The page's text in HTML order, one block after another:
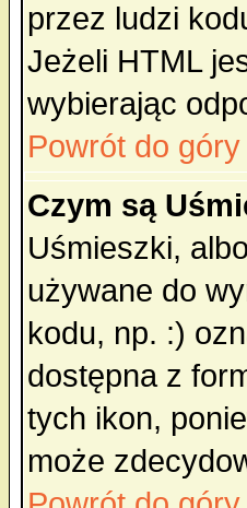
przez ludzi
Jeżeli HTML
wybierając
Powrót do góry
Czym są
Uśmieszki,
używane do
kodu, np. :)
dostępna z
tych ikon,
może